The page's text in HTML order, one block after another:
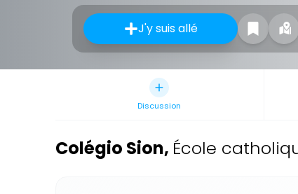
J'y suis allé
Discussion
Colégio Sion, École